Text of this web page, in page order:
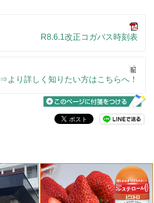
R8.6.1改正コガバス時刻表
⇒より詳しく知りたい方はこちらへ！